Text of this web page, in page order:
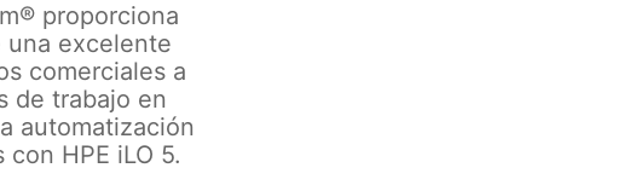
proporciona
una excelente
comerciales a
de trabajo en
automatización
HPE iLO 5.